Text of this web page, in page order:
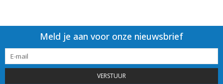
Meld je aan voor onze nieuwsbrief
VERSTUUR